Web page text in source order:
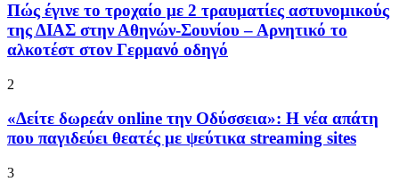
Πώς έγινε το τροχαίο με 2 τραυματίες αστυνομικούς
της ΔΙΑΣ στην Αθηνών-Σουνίου – Αρνητικό το
αλκοτέστ στον Γερμανό οδηγό
2
«Δείτε δωρεάν online την Οδύσσεια»: Η νέα απάτη
που παγιδεύει θεατές με ψεύτικα streaming sites
3